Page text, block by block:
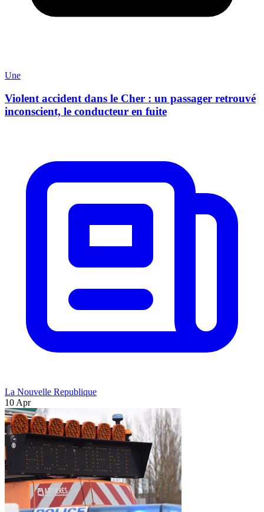
Une
Violent accident dans le Cher : un passager retrouvé
inconscient, le conducteur en fuite
La Nouvelle Republique
10 Apr